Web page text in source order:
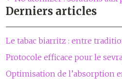
Derniers articles
Le tabac biarritz : entre
Protocole efficace pour le
Optimisation de l’absorption